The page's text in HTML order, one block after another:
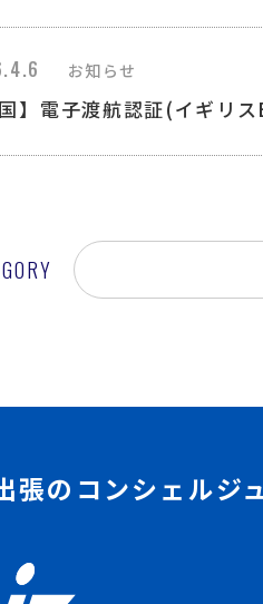
お知らせ
国】電子渡航認証(イギリ
張のコンシェルジュ